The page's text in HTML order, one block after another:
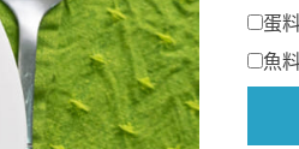
蛋
魚